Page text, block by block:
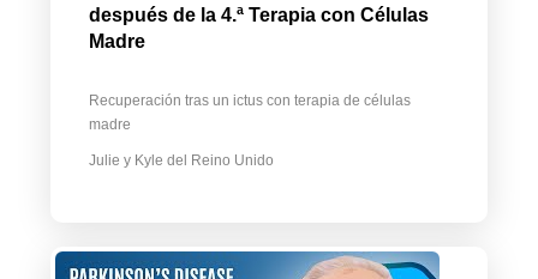
después de la 4.ª Terapia con Células
Madre
Recuperación tras un ictus con terapia de células
madre
Julie y Kyle del Reino Unido